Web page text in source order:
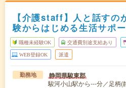
【介護staff】人と話すの
験からはじめる生活サポー
職種未経験OK 交通費別途支給あり
WEB登録OK 派遣
勤務地 静岡県駿東郡
駿河小山駅から---分／足柄(